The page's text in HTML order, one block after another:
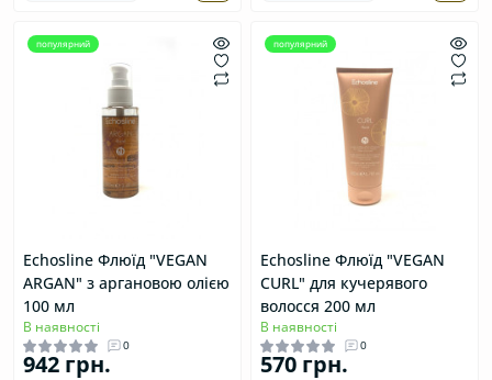
популярний
Echosline Флюїд "VEGAN
ARGAN" з аргановою олією
100 мл
В наявності
0
942 грн.
популярний
Echosline Флюїд "VEGAN
CURL" для кучерявого
волосся 200 мл
В наявності
0
570 грн.